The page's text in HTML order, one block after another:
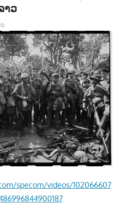
າວ
specom/videos/102066607